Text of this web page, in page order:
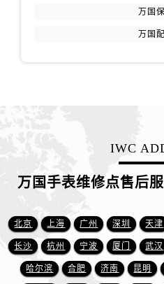
万国
万国
IWC
万国手表维修点售后
北京 上海 广州 深圳 天津
长沙 杭州 宁波 厦门 武汉
哈尔滨 合肥 济南 昆明